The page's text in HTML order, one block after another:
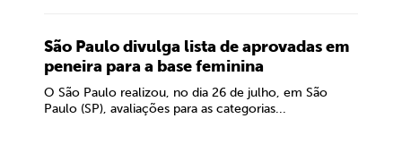
São Paulo divulga lista de aprovadas em
peneira para a base feminina
O São Paulo realizou, no dia 26 de julho, em São
Paulo (SP), avaliações para as categorias...